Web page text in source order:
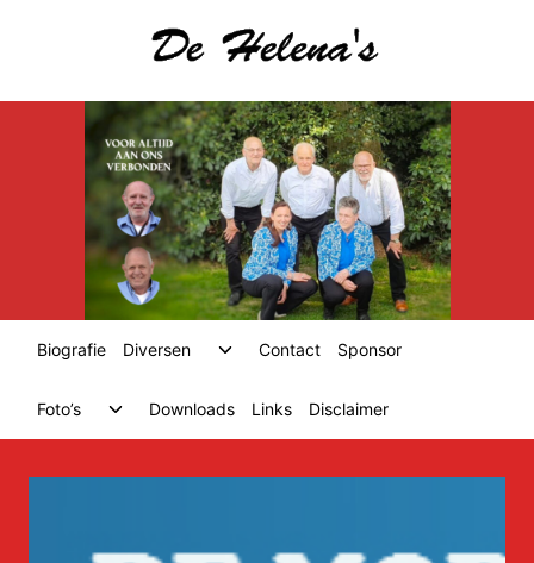
Biografie Diversen
ToggleContact Sponsor
Foto’s
ToggleDownloads Links Disclaimer